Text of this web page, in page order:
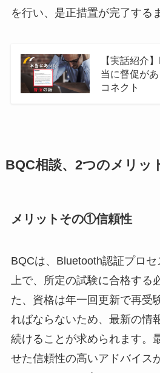
を行い、是正措置が完了する
【実話紹介
当に督促が
コネクト
BQC相談、2つのメリッ
メリットその①信頼性
BQCは、Bluetooth認証プロ
上で、所定の試験に合格する
た、資格は年一回更新で再受
ればならないため、最新の情
続けることが求められます。
せた信頼性の高いアドバイス